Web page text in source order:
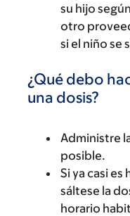
su hijo
otro
si el niño se
¿Qué debo
una dosis?
Administre
posible.
Si ya casi
sáltese la
horario